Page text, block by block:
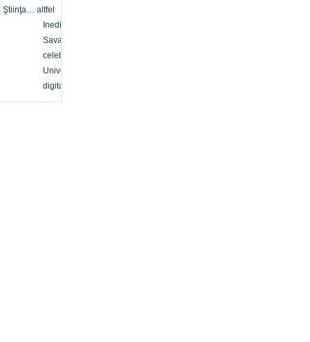
Ştiinţa… altfel
Inedit
Savanți
celebri
Univers
digital